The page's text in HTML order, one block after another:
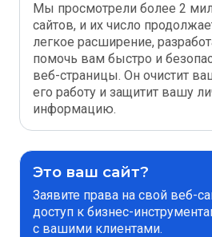
Мы просмотрели более 2
сайтов, и их число
легкое расширение,
помочь вам быстро и
веб-страницы. Он очистит
его работу и защитит вашу
информацию.
Это ваш сайт?
Заявите права на свой веб-
доступ к бизнес-
с вашими клиентами.